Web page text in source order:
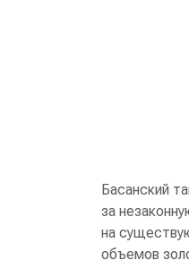
Басанский
за
на
объемов